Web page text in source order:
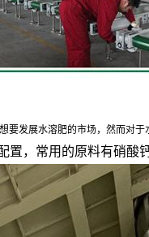
发展水溶肥的市场，然而对
，常用的原料有硝酸